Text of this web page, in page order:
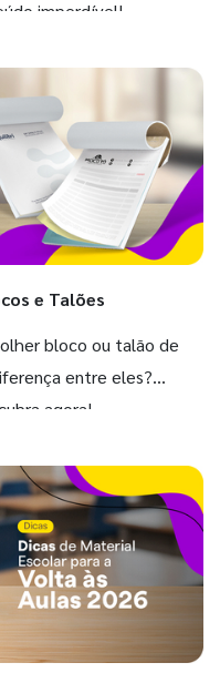
imperdível!
e Talões
bloco ou talão de
entre eles?
agora!